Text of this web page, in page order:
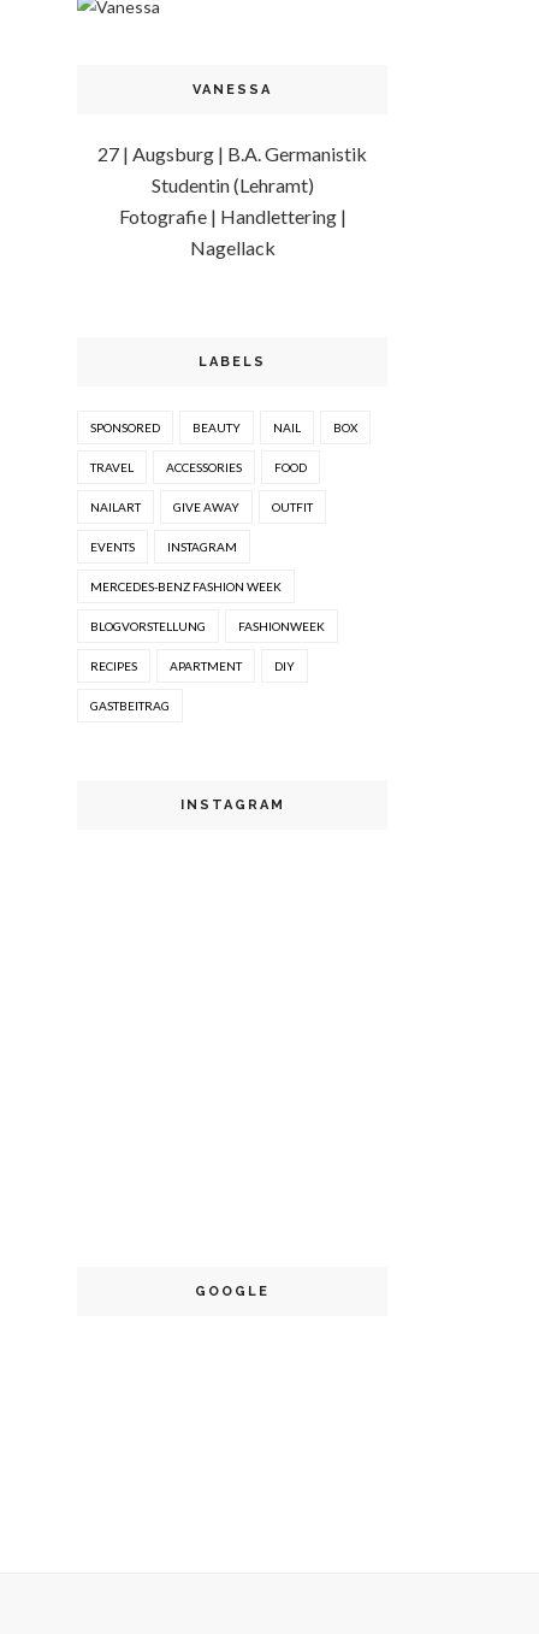
VANESSA
27 | Augsburg | B.A. Germanistik
Studentin (Lehramt)
Fotografie | Handlettering |
Nagellack
LABELS
SPONSORED BEAUTY NAIL BOX
TRAVEL ACCESSORIES FOOD
NAILART GIVE AWAY OUTFIT
EVENTS INSTAGRAM
MERCEDES-BENZ FASHION WEEK
BLOGVORSTELLUNG FASHIONWEEK
RECIPES APARTMENT DIY
GASTBEITRAG
INSTAGRAM
GOOGLE